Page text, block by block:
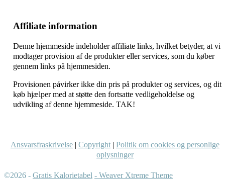
Affiliate information
Denne hjemmeside indeholder affiliate links, hvilket betyder, at vi
modtager provision af de produkter eller services, som du køber
gennem links på hjemmesiden.
Provisionen påvirker ikke din pris på produkter og services, og dit
køb hjælper med at støtte den fortsatte vedligeholdelse og
udvikling af denne hjemmeside. TAK!
Ansvarsfraskrivelse | Copyright | Politik om cookies og personlige
oplysninger
©2026 - Gratis Kalorietabel - Weaver Xtreme Theme